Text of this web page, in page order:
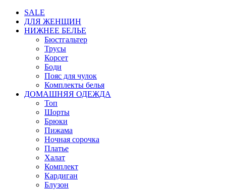
SALE
ДЛЯ ЖЕНЩИН
НИЖНЕЕ БЕЛЬЕ
Бюстгальтер
Трусы
Корсет
Боди
Пояс для чулок
Комплекты белья
ДОМАШНЯЯ ОДЕЖДА
Топ
Шорты
Брюки
Пижама
Ночная сорочка
Платье
Халат
Комплект
Кардиган
Блузон